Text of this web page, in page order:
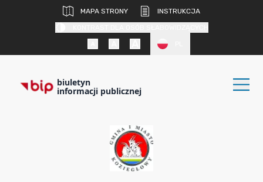
MAPA STRONY
INSTRUKCJA
biuletyn
informacji publicznej